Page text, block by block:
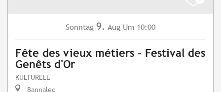
Sonntag 9. Aug Um 10:00
Fête des vieux métiers - Festival des
Genêts d'Or
KULTURELL
Bannalec